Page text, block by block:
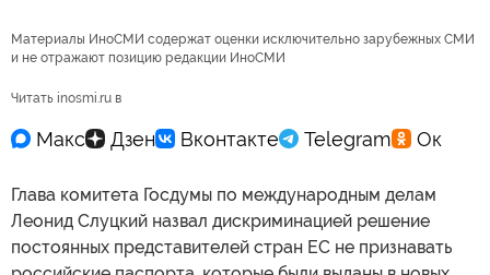
Материалы ИноСМИ содержат оценки исключительно зарубежных СМИ
и не отражают позицию редакции ИноСМИ
Читать inosmi.ru в
Глава комитета Госдумы по международным делам
Леонид Слуцкий назвал дискриминацией решение
постоянных представителей стран ЕС не признавать